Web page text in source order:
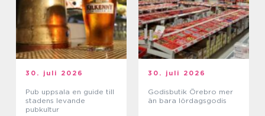
30. juli 2026
Pub uppsala en guide till
stadens levande
pubkultur
30. juli 2026
Godisbutik Örebro mer
än bara lördagsgodis